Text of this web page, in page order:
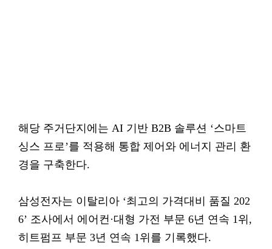
해당 주거단지에는 AI 기반 B2B 솔루션 ‘스마트
싱스 프로’를 적용해 통합 제어와 에너지 관리 환
경을 구축한다.
삼성전자는 이탈리아 ‘최고의 가격대비 품질 202
6’ 조사에서 에어컨·대형 가전 부문 6년 연속 1위,
히트펌프 부문 3년 연속 1위를 기록했다.